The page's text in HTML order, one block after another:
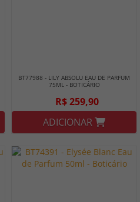
BT77988 - LILY ABSOLU EAU DE PARFUM
75ML - BOTICÁRIO
R$ 259,90
ADICIONAR